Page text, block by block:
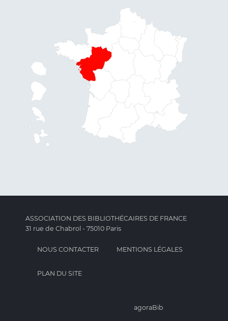
ASSOCIATION DES BIBLIOTHÉCAIRES DE FRANCE
31 rue de Chabrol - 75010 Paris
NOUS CONTACTER MENTIONS LÉGALES
PLAN DU SITE
agoraBib